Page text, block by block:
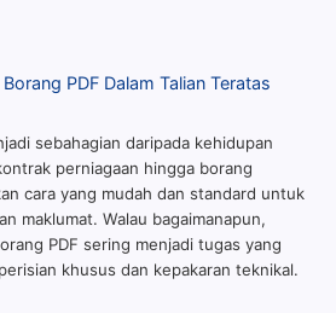
PDF Dalam Talian Teratas
sebahagian daripada kehidupan
perniagaan hingga borang
cara yang mudah dan standard untuk
maklumat. Walau bagaimanapun,
PDF sering menjadi tugas yang
khusus dan kepakaran teknikal.